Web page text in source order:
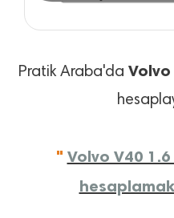
Pratik Araba'da Volvo
" Volvo V40 1.6